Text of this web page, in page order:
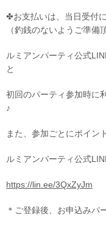
✤お支払いは、当日受付
（釣銭のないようご準備
ルミアンパーティ公式
と
初回のパーティ参加時に
♪
また、参加ごとにポイン
ルミアンパーティ公式
https://lin.ee/3QxZyJm
＊ご登録後、お申込みパ